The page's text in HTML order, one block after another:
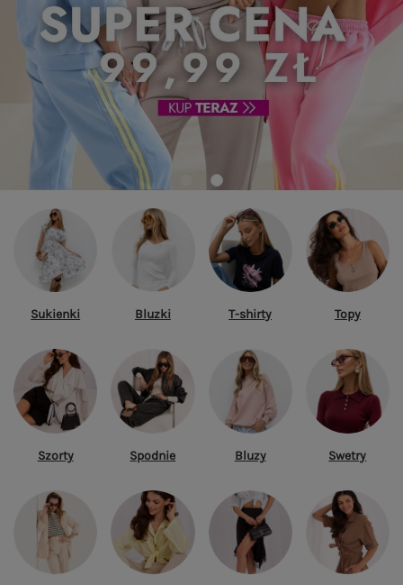
Sukienki Bluzki T-shirty Topy
Szorty Spodnie Bluzy Swetry